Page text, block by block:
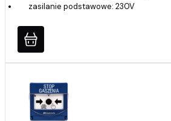
zasilanie podstawowe: 230V